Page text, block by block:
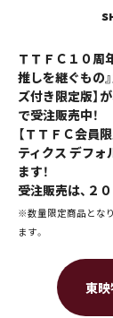
ＴＴＦＣ１０周
推しを継ぐもの
ズ付き限定版】
で受注販売中！
【ＴＴＦＣ会員
ティクス デフォ
ます！
受注販売は、２
※数量限定商品とな
ます。
東